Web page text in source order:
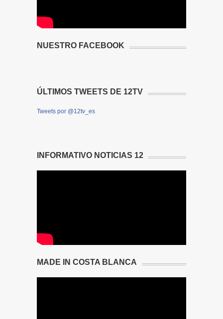
NUESTRO FACEBOOK
ÚLTIMOS TWEETS DE 12TV
Tweets por @12tv_es
INFORMATIVO NOTICIAS 12
MADE IN COSTA BLANCA